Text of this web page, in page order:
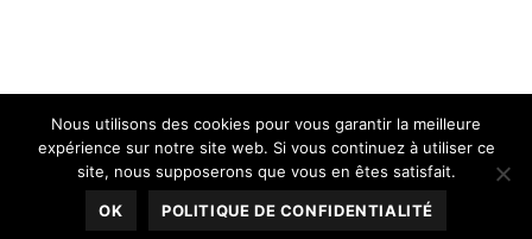
Mentions Légales
© 2025APAJH. Tous droits réservés
Nous utilisons des cookies pour vous garantir la meilleure
expérience sur notre site web. Si vous continuez à utiliser ce
site, nous supposerons que vous en êtes satisfait.
OK POLITIQUE DE CONFIDENTIALITÉ